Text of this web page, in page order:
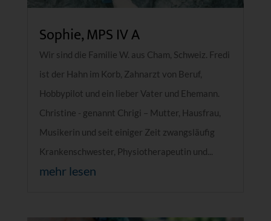
Sophie, MPS IV A
Wir sind die Familie W. aus Cham, Schweiz. Fredi
ist der Hahn im Korb, Zahnarzt von Beruf,
Hobbypilot und ein lieber Vater und Ehemann.
Christine - genannt Chrigi – Mutter, Hausfrau,
Musikerin und seit einiger Zeit zwangsläufig
Krankenschwester, Physiotherapeutin und...
mehr lesen